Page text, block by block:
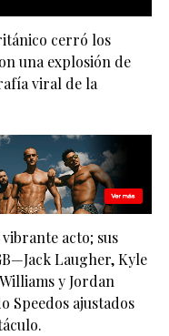
cerró los
una explosión de
viral de la
acto; sus
Laugher, Kyle
y Jordan
Speedos ajustados